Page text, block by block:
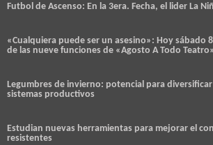
Futbol de Ascenso: En la 3era. Fecha, el lider La
«Cualquiera puede ser un asesino»: Hoy sábado
de las nueve funciones de «Agosto A Todo
Legumbres de invierno: potencial para
sistemas productivos
Estudian nuevas herramientas para mejorar el
resistentes